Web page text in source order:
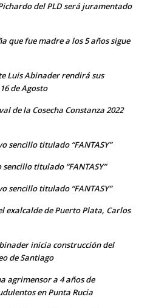
del PLD será juramentado
que fue madre a los 5 años sigue
Luis Abinader rendirá sus
de Agosto
de la Cosecha Constanza 2022
sencillo titulado “FANTASY”
titulado “FANTASY”
sencillo titulado “FANTASY”
exalcalde de Puerto Plata, Carlos
inicia construcción del
de Santiago
agrimensor a 4 años de
en Punta Rucia